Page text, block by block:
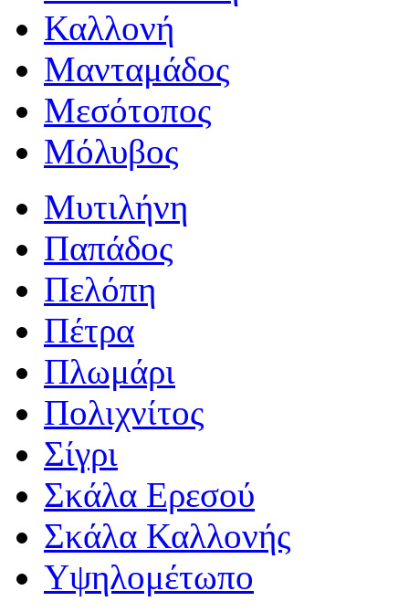
Καλλονή
Μανταμάδος
Μεσότοπος
Μόλυβος
Μυτιλήνη
Παπάδος
Πελόπη
Πέτρα
Πλωμάρι
Πολιχνίτος
Σίγρι
Σκάλα Ερεσού
Σκάλα Καλλονής
Υψηλομέτωπο